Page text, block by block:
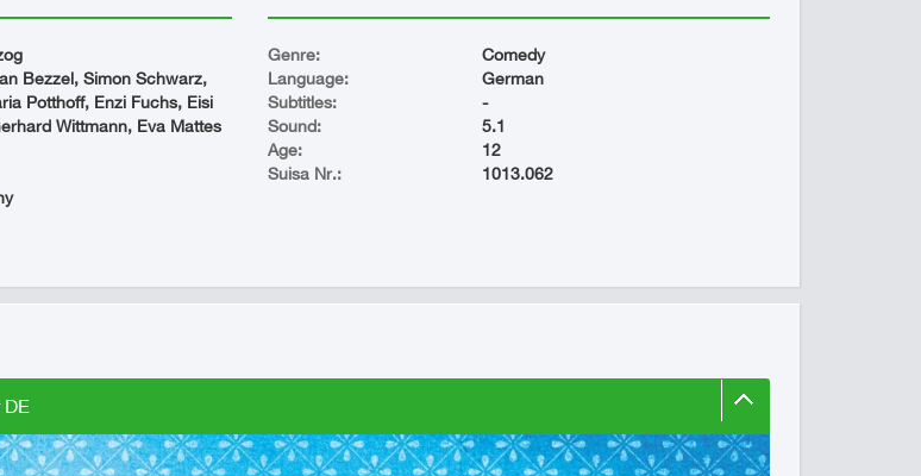
Bezzel, Simon Schwarz,
Potthoff, Enzi Fuchs, Eisi
Wittmann, Eva Mattes
Genre:
Comedy
Language:
German
Subtitles:
-
Sound:
5.1
Age:
12
Suisa Nr.:
1013.062
DE